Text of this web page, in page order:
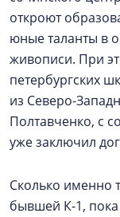
откроют
юные таланты в
живописи. При
петербургских
из Северо-
Полтавченко, с
уже заключил
Сколько именно
бывшей К-1, пока